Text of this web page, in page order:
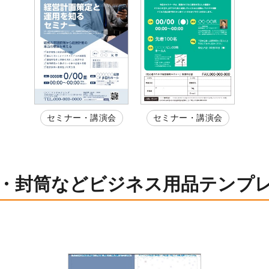
セミナー・講演会 セミナー・講演会
封筒などビジネス用品テンプ